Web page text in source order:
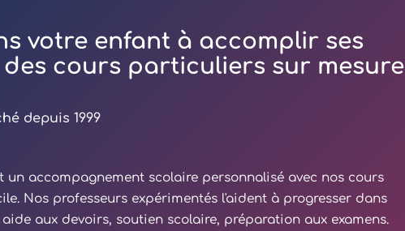
votre enfant à accomplir ses
des cours particuliers sur mesure
depuis 1999
un accompagnement scolaire personnalisé avec nos cours
Nos professeurs expérimentés l'aident à progresser dans
aux devoirs, soutien scolaire, préparation aux examens.